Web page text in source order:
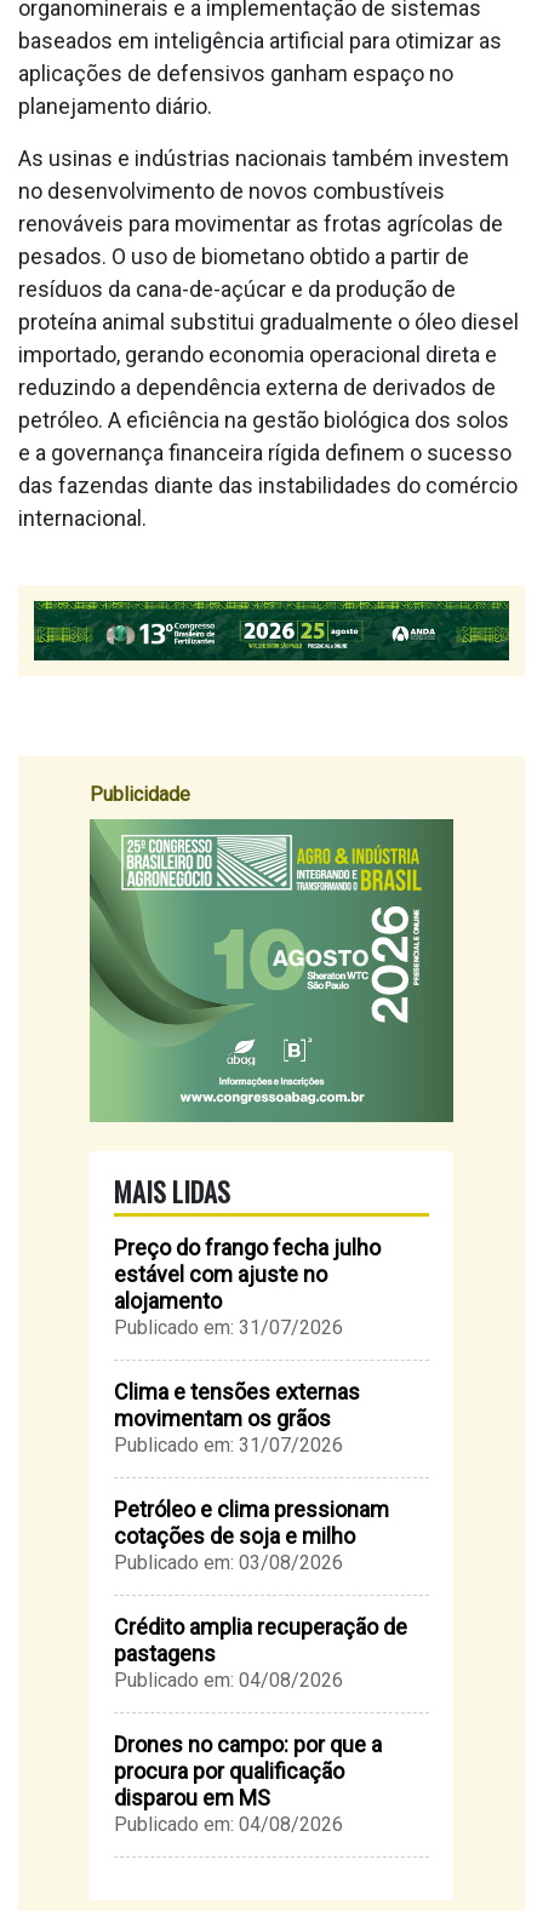
organominerais e a implementação de sistemas
baseados em inteligência artificial para otimizar as
aplicações de defensivos ganham espaço no
planejamento diário.
As usinas e indústrias nacionais também investem
no desenvolvimento de novos combustíveis
renováveis para movimentar as frotas agrícolas de
pesados. O uso de biometano obtido a partir de
resíduos da cana-de-açúcar e da produção de
proteína animal substitui gradualmente o óleo diesel
importado, gerando economia operacional direta e
reduzindo a dependência externa de derivados de
petróleo. A eficiência na gestão biológica dos solos
e a governança financeira rígida definem o sucesso
das fazendas diante das instabilidades do comércio
internacional.
Publicidade
MAIS LIDAS
Preço do frango fecha julho
estável com ajuste no
alojamento
Publicado em: 31/07/2026
Clima e tensões externas
movimentam os grãos
Publicado em: 31/07/2026
Petróleo e clima pressionam
cotações de soja e milho
Publicado em: 03/08/2026
Crédito amplia recuperação de
pastagens
Publicado em: 04/08/2026
Drones no campo: por que a
procura por qualificação
disparou em MS
Publicado em: 04/08/2026